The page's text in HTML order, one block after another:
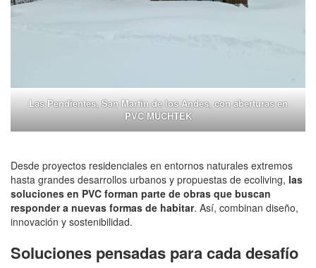
Las Pendientes, San Martín de los Andes, con aberturas en
PVC MUCHTEK
Desde proyectos residenciales en entornos naturales extremos
hasta grandes desarrollos urbanos y propuestas de ecoliving, las
soluciones en PVC forman parte de obras que buscan
responder a nuevas formas de habitar. Así, combinan diseño,
innovación y sostenibilidad.
Soluciones pensadas para cada desafío